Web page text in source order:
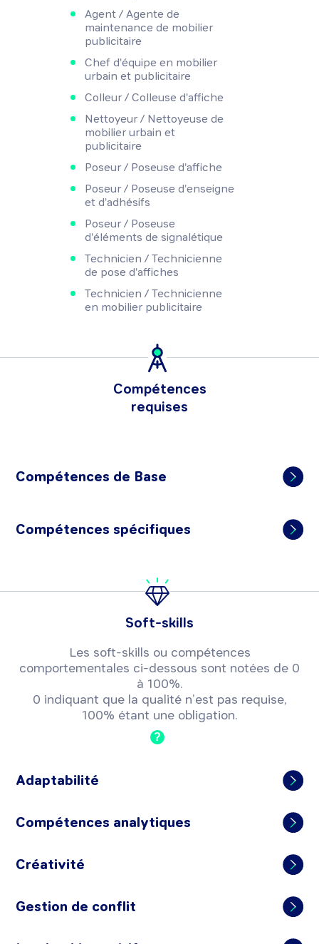
Agent / Agente de
maintenance de mobilier
publicitaire
Chef d'équipe en mobilier
urbain et publicitaire
Colleur / Colleuse d'affiche
Nettoyeur / Nettoyeuse de
mobilier urbain et
publicitaire
Poseur / Poseuse d'affiche
Poseur / Poseuse d'enseigne
et d'adhésifs
Poseur / Poseuse
d'éléments de signalétique
Technicien / Technicienne
de pose d'affiches
Technicien / Technicienne
en mobilier publicitaire
Compétences
requises
Compétences de Base
Compétences spécifiques
Soft-skills
Les soft-skills ou compétences
comportementales ci-dessous sont notées de 0
à 100%.
0 indiquant que la qualité n’est pas requise,
100% étant une obligation.
?
Adaptabilité
Compétences analytiques
Créativité
Gestion de conflit